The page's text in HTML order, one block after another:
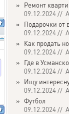
» Ремонт
09.12.2024 //
» Подарочки от
09.12.2024 //
» Как продать
09.12.2024 //
» Где в
09.12.2024 //
» Ищу
09.12.2024 //
» Футбол
09.12.2024 //